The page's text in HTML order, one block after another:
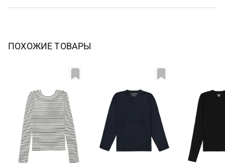
ПОХОЖИЕ ТОВАРЫ